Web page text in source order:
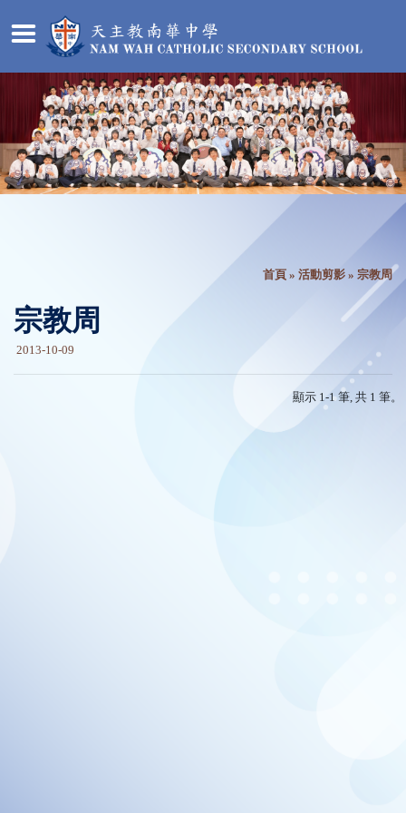
首頁 » 活動剪影 » 宗教周
宗教周
2013-10-09
顯示 1-1 筆, 共 1 筆。